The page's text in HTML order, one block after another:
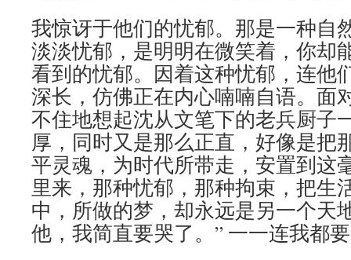
我惊讶于他们的忧郁。那是一种自
淡淡忧郁，是明明在微笑着，你却
看到的忧郁。因着这种忧郁，连他
深长，仿佛正在内心喃喃自语。面
不住地想起沈从文笔下的老兵厨子
厚，同时又是那么正直，好像是把
平灵魂，为时代所带走，安置到这
里来，那种忧郁，那种拘束，把生
中，所做的梦，却永远是另一个天
他，我简直要哭了。” 一一连我都